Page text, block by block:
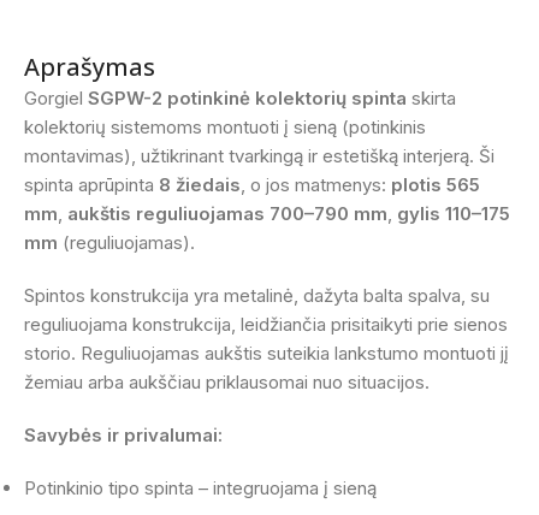
Aprašymas
Gorgiel SGPW-2 potinkinė kolektorių spinta skirta
kolektorių sistemoms montuoti į sieną (potinkinis
montavimas), užtikrinant tvarkingą ir estetišką interjerą. Ši
spinta aprūpinta 8 žiedais, o jos matmenys: plotis 565
mm, aukštis reguliuojamas 700–790 mm, gylis 110–175
mm (reguliuojamas).
Spintos konstrukcija yra metalinė, dažyta balta spalva, su
reguliuojama konstrukcija, leidžiančia prisitaikyti prie sienos
storio. Reguliuojamas aukštis suteikia lankstumo montuoti jį
žemiau arba aukščiau priklausomai nuo situacijos.
Savybės ir privalumai:
Potinkinio tipo spinta – integruojama į sieną